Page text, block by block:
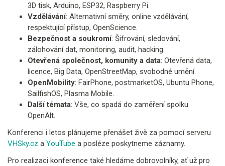
3D tisk, Arduino, ESP32, Raspberry Pi.
Vzdělávání: Alternativní směry, online vzdělávání,
respektující přístup, OpenScience.
Bezpečnost a soukromí: Šifrování, sledování,
zálohování dat, monitoring, audit, hacking.
Otevřená společnost, komunity a data: Otevřená data,
licence, Big Data, OpenStreetMap, svobodné umění.
OpenMobility: FairPhone, postmarketOS, Ubuntu Phone,
SailfishOS, Plasma Mobile.
Další témata: Vše, co spadá do zaměření spolku
OpenAlt.​
Konferenci i letos plánujeme přenášet živě za pomocí serveru
VHSky.cz a YouTube a posléze poskytneme záznamy.
Pro realizaci konference také hledáme dobrovolníky, ať už pro